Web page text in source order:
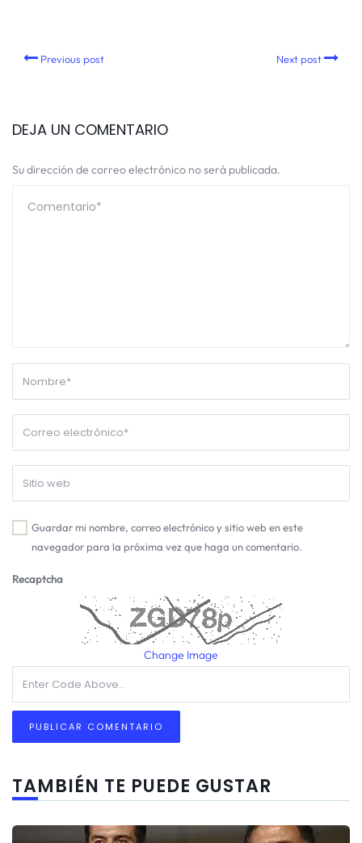
Previous post Next post
DEJA UN COMENTARIO
Su dirección de correo electrónico no será publicada.
Guardar mi nombre, correo electrónico y sitio web en este
navegador para la próxima vez que haga un comentario.
Recaptcha
Change Image
TAMBIÉN TE PUEDE GUSTAR